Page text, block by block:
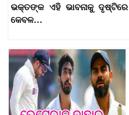
ଭକ୍ତଙ୍କ ଏହି ଭାବନାକୁ
କେବଳ…